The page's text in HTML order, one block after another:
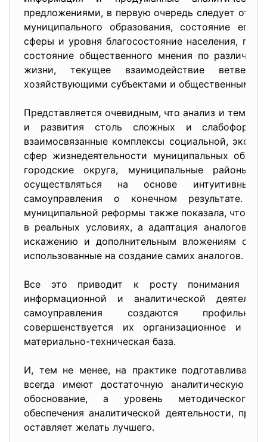
предложениями, в первую очередь следует
муниципального образования, состояние его
сферы и уровня благосостояние населения,
состояние общественного мнения по
жизни, текущее взаимодействие ветвей
хозяйствующими субъектами и общественными
Представляется очевидным, что анализ и тем
и развития столь сложных и
взаимосвязанные комплексы социальной,
сфер жизнедеятельности муниципальных
городские округа, муниципальные
осуществляться на основе интуитивных
самоуправления о конечном результате.
муниципальной реформы также показала, что и
в реальных условиях, а адаптация аналогов
искажению и дополнительным вложениям
использованные на создание самих аналогов.
Все это приводит к росту понимания
информационной и аналитической
самоуправления создаются
совершенствуется их организационное и
материально-техническая база.
И, тем не менее, на практике
всегда имеют достаточную аналитическую
обоснование, а уровень методического и
обеспечения аналитической деятельности,
оставляет желать лучшего.